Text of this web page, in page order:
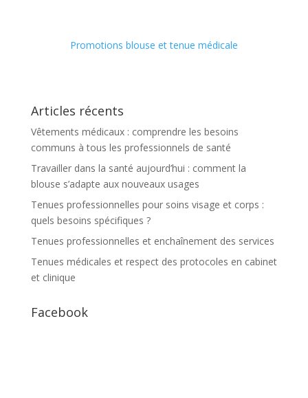
Promotions blouse et tenue médicale
Articles récents
Vêtements médicaux : comprendre les besoins
communs à tous les professionnels de santé
Travailler dans la santé aujourd’hui : comment la
blouse s’adapte aux nouveaux usages
Tenues professionnelles pour soins visage et corps :
quels besoins spécifiques ?
Tenues professionnelles et enchaînement des services
Tenues médicales et respect des protocoles en cabinet
et clinique
Facebook